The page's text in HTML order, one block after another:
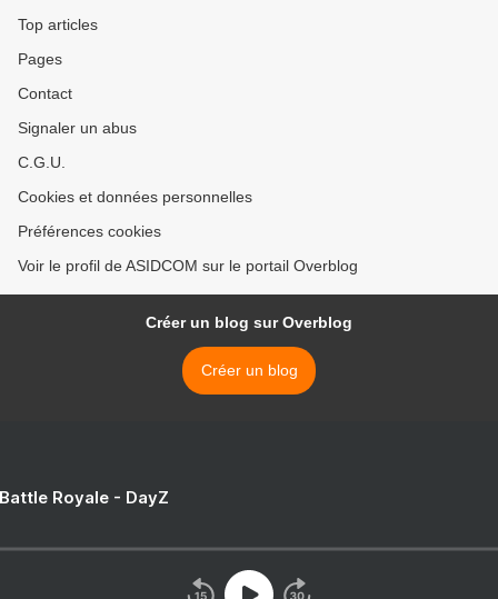
Top articles
Pages
Contact
Signaler un abus
C.G.U.
Cookies et données personnelles
Préférences cookies
Voir le profil de ASIDCOM sur le portail Overblog
Créer un blog sur Overblog
Créer un blog
Royale - DayZ